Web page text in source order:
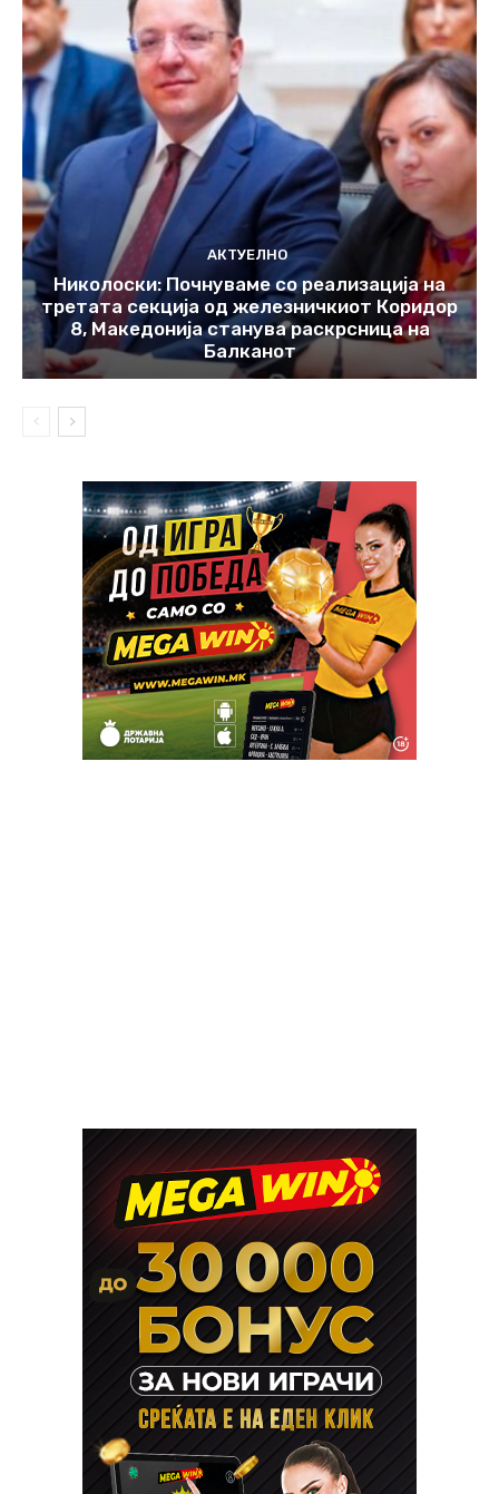
АКТУЕЛНО
Николоски: Почнуваме со реализација на
третата секција од железничкиот Коридор
8, Македонија станува раскрсница на
Балканот